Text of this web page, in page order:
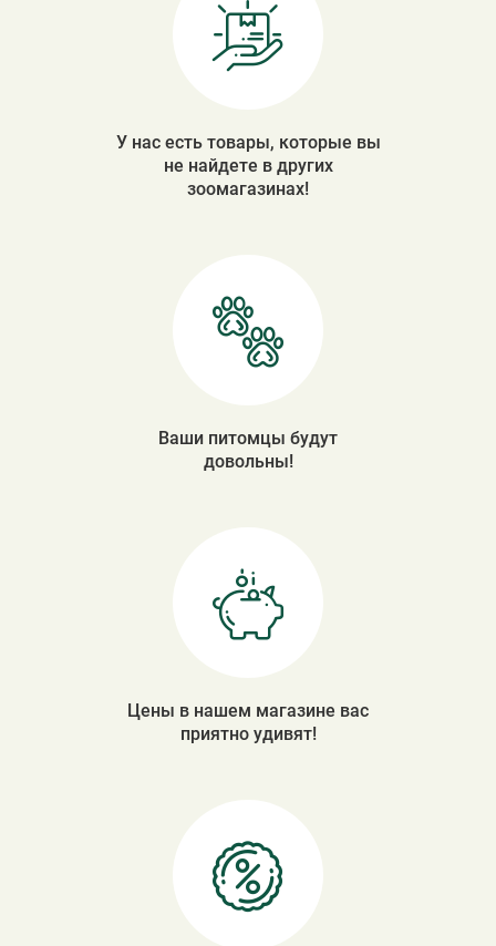
У нас есть товары, которые вы
не найдете в других
зоомагазинах!
Ваши питомцы будут
довольны!
Цены в нашем магазине вас
приятно удивят!